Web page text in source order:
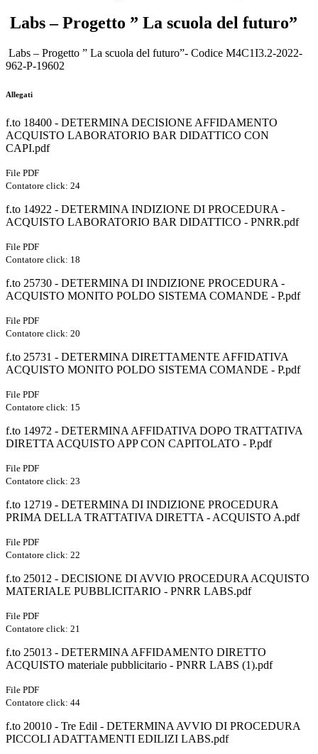
Labs – Progetto ” La scuola del futuro”
Labs – Progetto ” La scuola del futuro”- Codice M4C1I3.2-2022-
962-P-19602
Allegati
f.to 18400 - DETERMINA DECISIONE AFFIDAMENTO
ACQUISTO LABORATORIO BAR DIDATTICO CON
CAPI.pdf
File PDF
Contatore click: 24
f.to 14922 - DETERMINA INDIZIONE DI PROCEDURA -
ACQUISTO LABORATORIO BAR DIDATTICO - PNRR.pdf
File PDF
Contatore click: 18
f.to 25730 - DETERMINA DI INDIZIONE PROCEDURA -
ACQUISTO MONITO POLDO SISTEMA COMANDE - P.pdf
File PDF
Contatore click: 20
f.to 25731 - DETERMINA DIRETTAMENTE AFFIDATIVA
ACQUISTO MONITO POLDO SISTEMA COMANDE - P.pdf
File PDF
Contatore click: 15
f.to 14972 - DETERMINA AFFIDATIVA DOPO TRATTATIVA
DIRETTA ACQUISTO APP CON CAPITOLATO - P.pdf
File PDF
Contatore click: 23
f.to 12719 - DETERMINA DI INDIZIONE PROCEDURA
PRIMA DELLA TRATTATIVA DIRETTA - ACQUISTO A.pdf
File PDF
Contatore click: 22
f.to 25012 - DECISIONE DI AVVIO PROCEDURA ACQUISTO
MATERIALE PUBBLICITARIO - PNRR LABS.pdf
File PDF
Contatore click: 21
f.to 25013 - DETERMINA AFFIDAMENTO DIRETTO
ACQUISTO materiale pubblicitario - PNRR LABS (1).pdf
File PDF
Contatore click: 44
f.to 20010 - Tre Edil - DETERMINA AVVIO DI PROCEDURA
PICCOLI ADATTAMENTI EDILIZI LABS.pdf